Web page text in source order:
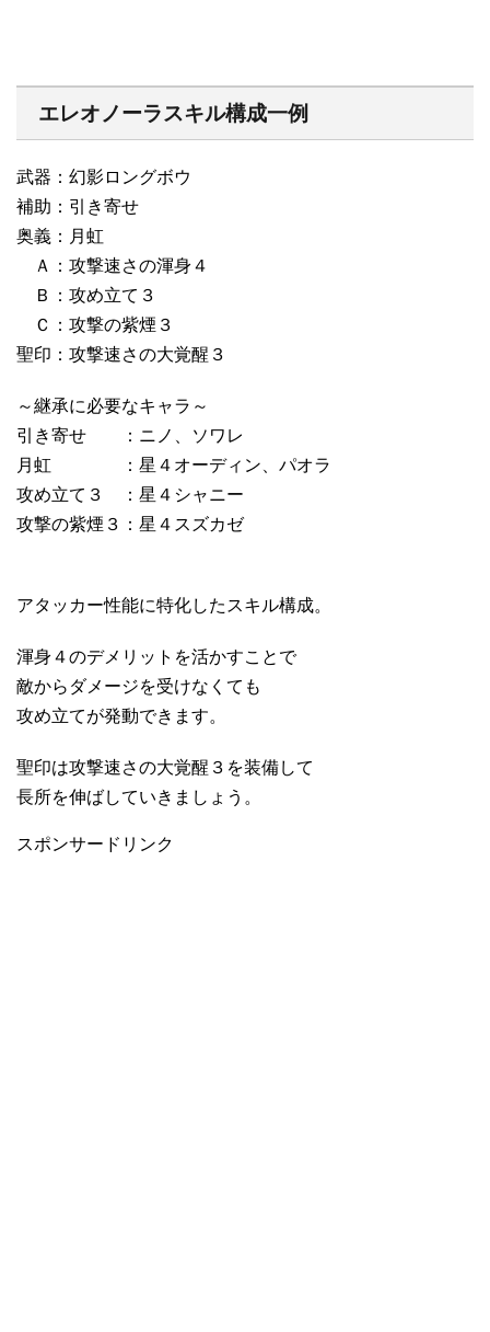
エレオノーラスキル構成一例
武器：幻影ロングボウ
補助：引き寄せ
奥義：月虹
Ａ：攻撃速さの渾身４
Ｂ：攻め立て３
Ｃ：攻撃の紫煙３
聖印：攻撃速さの大覚醒３
～継承に必要なキャラ～
引き寄せ ：ニノ、ソワレ
月虹 ：星４オーディン、パオラ
攻め立て３ ：星４シャニー
攻撃の紫煙３：星４スズカゼ
アタッカー性能に特化したスキル構成。
渾身４のデメリットを活かすことで
敵からダメージを受けなくても
攻め立てが発動できます。
聖印は攻撃速さの大覚醒３を装備して
長所を伸ばしていきましょう。
スポンサードリンク